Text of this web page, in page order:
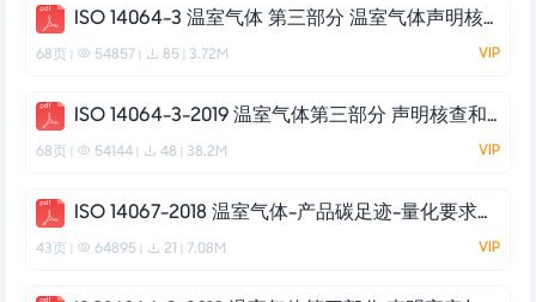
ISO 14064-3 温室气体 第三部分 温室气体声明核查和验证规范与指南
68页 54857 85 3.72M VIP
ISO 14064-3-2019 温室气体第三部分 声明核查和验证规范与指南（中文版）
68页 54144 48 38.2M VIP
ISO 14067-2018 温室气体-产品碳足迹-量化要求和指南（中文版）
43页 64895 21 7.08M VIP